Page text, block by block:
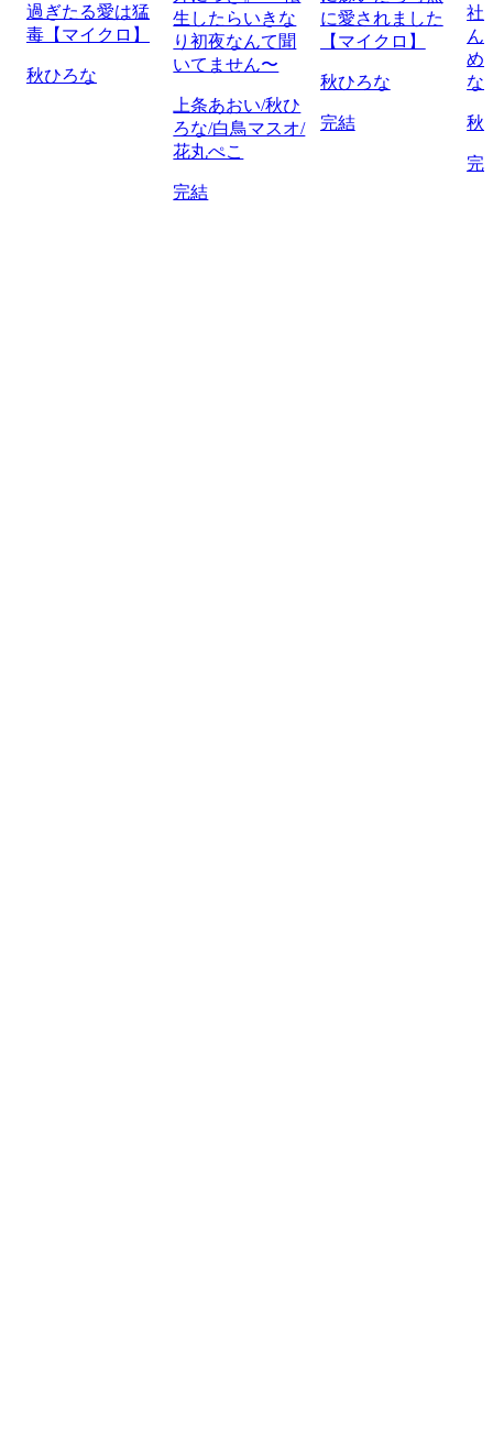
過ぎたる愛は猛
毒【マイクロ】
秋ひろな
生したらいきな
り初夜なんて聞
いてません〜
上条あおい/秋ひ
ろな/白鳥マスオ/
花丸ぺこ
完結
に愛されました
【マイクロ】
秋ひろな
完結
社
ん
め
な
秋
完